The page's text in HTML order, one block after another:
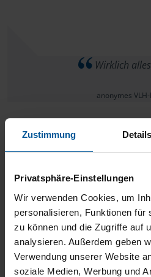
Zustimmung Details
Privatsphäre-Einstellungen
Wir verwenden Cookies, um
personalisieren, Funktionen für
zu können und die Zugriffe auf
analysieren. Außerdem geben
Verwendung unserer Website
soziale Medien, Werbung und
Wirklich
anonymes